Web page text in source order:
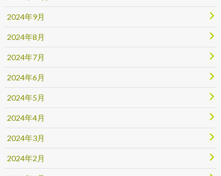
2024年9月
2024年8月
2024年7月
2024年6月
2024年5月
2024年4月
2024年3月
2024年2月